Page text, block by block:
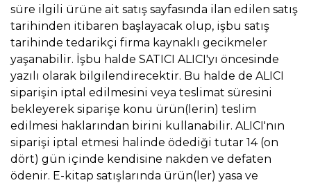
süre ilgili ürüne ait satış sayfasında ilan edilen satış
tarihinden itibaren başlayacak olup, işbu satış
tarihinde tedarikçi firma kaynaklı gecikmeler
yaşanabilir. İşbu halde SATICI ALICI'yı öncesinde
yazılı olarak bilgilendirecektir. Bu halde de ALICI
siparişin iptal edilmesini veya teslimat süresini
bekleyerek siparişe konu ürün(lerin) teslim
edilmesi haklarından birini kullanabilir. ALICI'nın
siparişi iptal etmesi halinde ödediği tutar 14 (on
dört) gün içinde kendisine nakden ve defaten
ödenir. E-kitap satışlarında ürün(ler) yasa ve